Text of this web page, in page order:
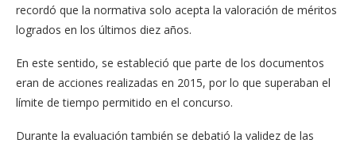
recordó que la normativa solo acepta la valoración de méritos
logrados en los últimos diez años.
En este sentido, se estableció que parte de los documentos
eran de acciones realizadas en 2015, por lo que superaban el
límite de tiempo permitido en el concurso.
Durante la evaluación también se debatió la validez de las